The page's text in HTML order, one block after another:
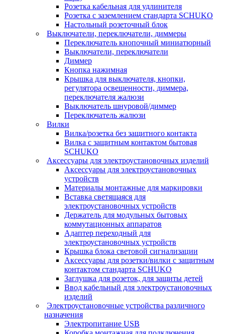
Розетка кабельная для удлинителя
Розетка с заземлением стандарта SCHUKO
Настольный розеточный блок
Выключатели, переключатели, диммеры
Переключатель кнопочный миниатюрный
Выключатели, переключатели
Диммер
Кнопка нажимная
Крышка для выключателя, кнопки,
регулятора освещенности, диммера,
переключателя жалюзи
Выключатель шнуровой/диммер
Переключатель жалюзи
Вилки
Вилка/розетка без защитного контакта
Вилка с защитным контактом бытовая
SCHUKO
Аксессуары для электроустановочных изделий
Аксессуары для электроустановочных
устройств
Материалы монтажные для маркировки
Вставка светящаяся для
электроустановочных устройств
Держатель для модульных бытовых
коммутационных аппаратов
Адаптер переходный для
электроустановочных устройств
Крышка блока световой сигнализации
Аксессуары для розетки/вилки с защитным
контактом стандарта SCHUKO
Заглушка для розеток, для защиты детей
Ввод кабельный для электроустановочных
изделий
Электроустановочные устройства различного
назначения
Электропитание USB